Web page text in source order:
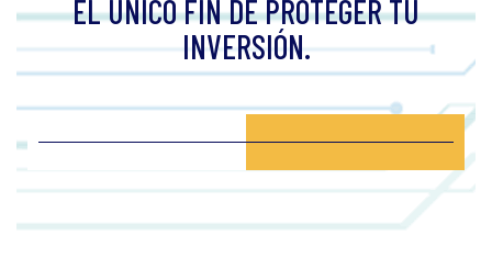
EL ÚNICO FIN DE PROTEGER TU
INVERSIÓN.